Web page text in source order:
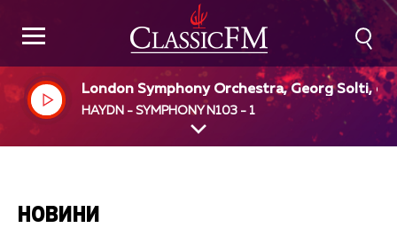
London Symphony Orchestra, Georg Solti, dir
HAYDN - SYMPHONY N103 - 1
НОВИНИ